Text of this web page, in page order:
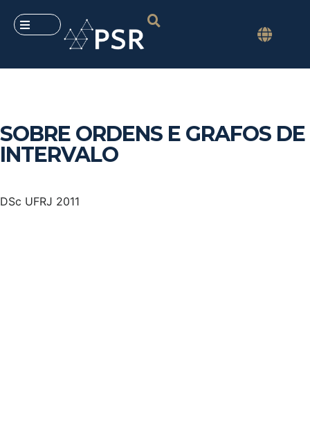
SOBRE ORDENS E GRAFOS DE
INTERVALO
DSc UFRJ 2011